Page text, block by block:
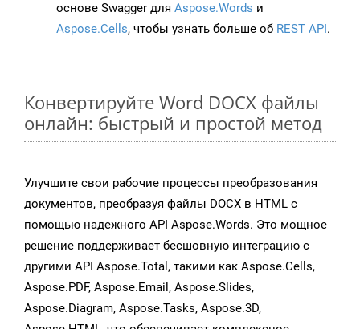
основе Swagger для Aspose.Words и
Aspose.Cells, чтобы узнать больше об REST API.
Конвертируйте Word DOCX файлы
онлайн: быстрый и простой метод
Улучшите свои рабочие процессы преобразования
документов, преобразуя файлы DOCX в HTML с
помощью надежного API Aspose.Words. Это мощное
решение поддерживает бесшовную интеграцию с
другими API Aspose.Total, такими как Aspose.Cells,
Aspose.PDF, Aspose.Email, Aspose.Slides,
Aspose.Diagram, Aspose.Tasks, Aspose.3D,